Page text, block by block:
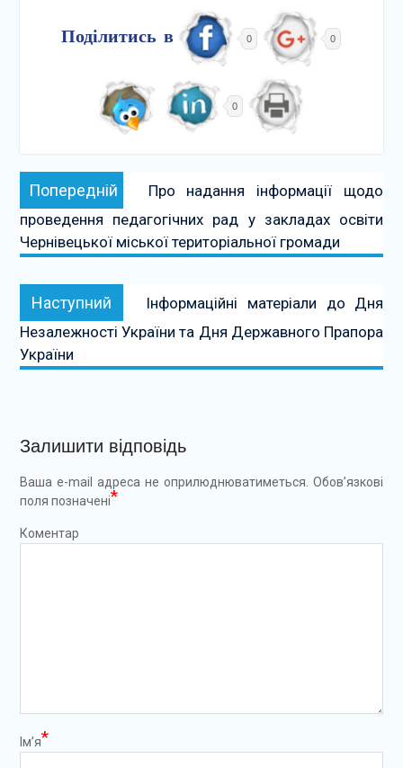
Поділитись в 0 0
0
Навігація
записів
Попередній Попередній:
Про надання інформації щодо
проведення педагогічних рад у закладах освіти
Чернівецької міської територіальної громади
Наступний Наступний:
Інформаційні матеріали до Дня
Незалежності України та Дня Державного Прапора
України
Залишити відповідь
Ваша e-mail адреса не оприлюднюватиметься. Обов’язкові
поля позначені*
Коментар
Ім’я*